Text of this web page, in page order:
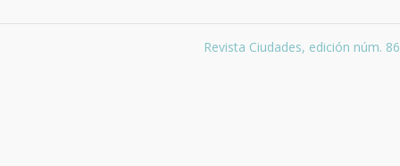
Revista Ciudades, edición núm. 86